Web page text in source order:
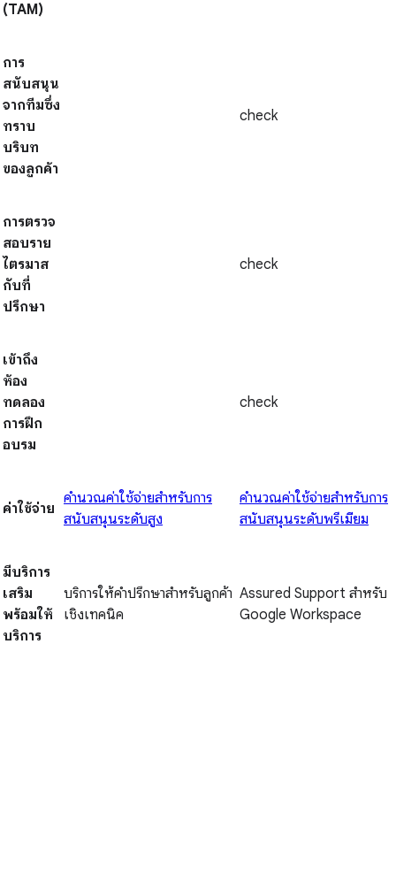
(TAM)
การ
สนับสนุน
จากทีมซึ่ง
ทราบ
บริบท
ของลูกค้า
check
การตรวจ
สอบราย
ไตรมาส
กับที่
ปรึกษา
check
เข้าถึง
ห้อง
ทดลอง
การฝึก
อบรม
check
ค่าใช้จ่าย
คำนวณค่าใช้จ่ายสำหรับการ
สนับสนุนระดับสูง
คำนวณค่าใช้จ่ายสำหรับการ
สนับสนุนระดับพรีเมียม
มีบริการ
เสริม
พร้อมให้
บริการ
บริการให้คำปรึกษาสำหรับลูกค้า
เชิงเทคนิค
Assured Support สำหรับ
Google Workspace